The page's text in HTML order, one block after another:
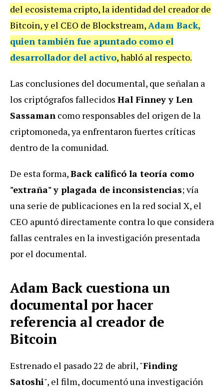
del ecosistema cripto, la identidad del creador de
Bitcoin, y el CEO de Blockstream,Adam Back,
quien también fue apuntado como el
desarrollador del activo, habló al respecto.
Las conclusiones del documental, que señalan a
los criptógrafos fallecidos Hal Finney y Len
Sassaman como responsables del origen de la
criptomoneda, ya enfrentaron fuertes críticas
dentro de la comunidad.
De esta forma,Back calificó la teoría como
"extraña" y plagada de inconsistencias; vía
una serie de publicaciones en la red social X, el
CEO apuntó directamente contra lo que considera
fallas centrales en la investigación presentada
por el documental.
Adam Back cuestiona un
documental por hacer
referencia al creador de
Bitcoin
Estrenado el pasado 22 de abril, "Finding
Satoshi", el film, documentó una investigación